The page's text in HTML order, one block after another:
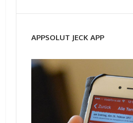
APPSOLUT JECK APP